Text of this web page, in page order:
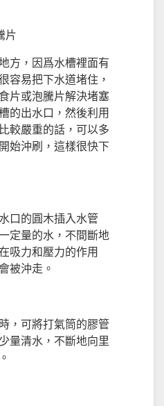
片
方，因爲水槽裡面有
容易把下水道堵住，
片或泡騰片解決堵塞
的出水口，然後利用
較嚴重的話，可以多
始沖刷，這樣很快下
口的圓木插入水管
定量的水，不間斷地
吸力和壓力的作用
被沖走。
，可將打氣筒的膠管
量清水，不斷地向里